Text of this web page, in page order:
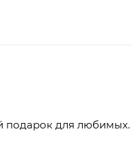
подарок для любимых.